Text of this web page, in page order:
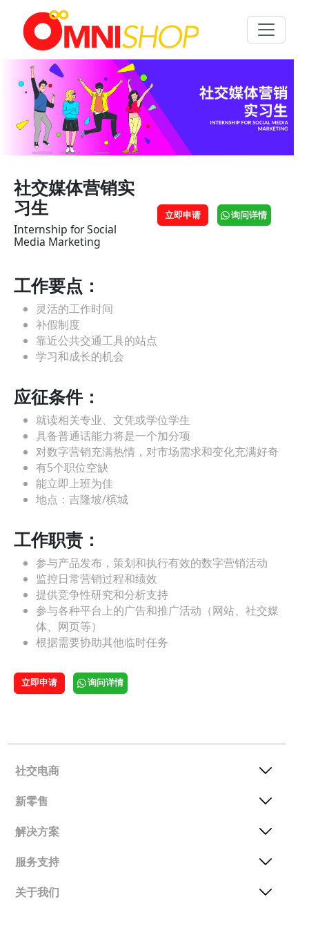
Toggle
社交媒体营销实
习生
Internship for Social
Media Marketing
立即申请 询问详情
工作要点：
灵活的工作时间
补假制度
靠近公共交通工具的站点
学习和成长的机会
应征条件：
就读相关专业、文凭或学位学生
具备普通话能力将是一个加分项
对数字营销充满热情，对市场需求和变化充满好奇
有5个职位空缺
能立即上班为佳
地点：吉隆坡/槟城
工作职责：
参与产品发布，策划和执行有效的数字营销活动
监控日常营销过程和绩效
提供竞争性研究和分析支持
参与各种平台上的广告和推广活动（网站、社交媒
体、网页等）
根据需要协助其他临时任务
立即申请 询问详情
社交电商
新零售
解决方案
服务支持
关于我们